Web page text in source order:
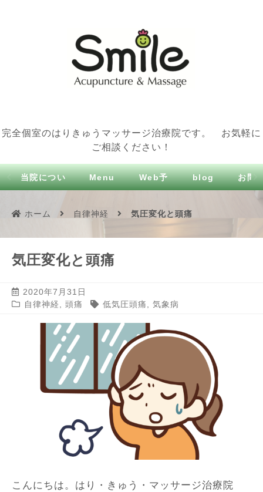
完全個室のはりきゅうマッサージ治療院です。 お気軽に
ご相談ください！
当院につい Menu Web予 blog お問
ホーム
自律神経 気圧変化と頭痛
気圧変化と頭痛
2020年7月31日
自律神経
頭痛 低気圧頭痛 気象病
こんにちは。はり・きゅう・マッサージ治療院